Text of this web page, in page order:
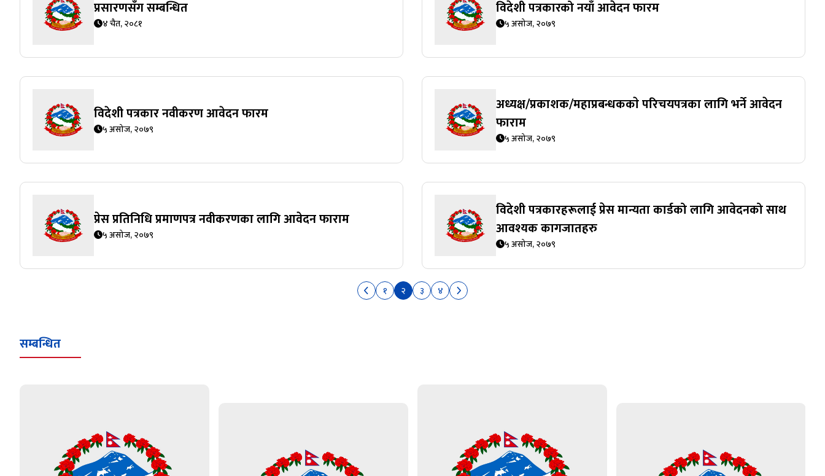
प्रसारणसँग सम्बन्धित
४ चैत, २०८१
विदेशी पत्रकारको नयाँ आवेदन फारम
५ असोज, २०७९
विदेशी पत्रकार नवीकरण आवेदन फारम
५ असोज, २०७९
अध्यक्ष/प्रकाशक/महाप्रबन्धककाे परिचयपत्रका लागि भर्ने आवेदन
फाराम
५ असोज, २०७९
प्रेस प्रतिनिधि प्रमाणपत्र नवीकरणका लागि आवेदन फाराम
५ असोज, २०७९
विदेशी पत्रकारहरूलाई प्रेस मान्यता कार्डको लागि आवेदनको साथ
आवश्यक कागजातहरु
५ असोज, २०७९
१ २ ३ ४
सम्बन्धित